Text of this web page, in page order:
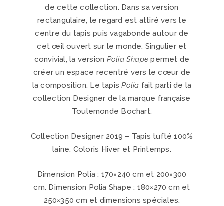
de cette collection. Dans sa version
rectangulaire, le regard est attiré vers le
centre du tapis puis vagabonde autour de
cet œil ouvert sur le monde. Singulier et
convivial, la version Polia Shape permet de
créer un espace recentré vers le cœur de
la composition. Le tapisPolia fait parti de la
collection Designer de la marque française
Toulemonde Bochart.
Collection Designer 2019 – Tapis tufté 100%
laine. Coloris Hiver et Printemps.
Dimension Polia : 170×240 cm et 200×300
cm. Dimension Polia Shape : 180×270 cm et
250×350 cm et dimensions spéciales.